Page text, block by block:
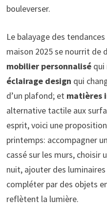
bouleverser.
Le balayage des
maison 2025 se nourrit de
mobilier personnaliséqui
éclairage design qui
d’un plafond; et matières
alternative tactile aux
esprit, voici une
printemps: accompagner
cassé sur les murs, choisir
nuit, ajouter des
compléter par des objets
reflètent la lumière.